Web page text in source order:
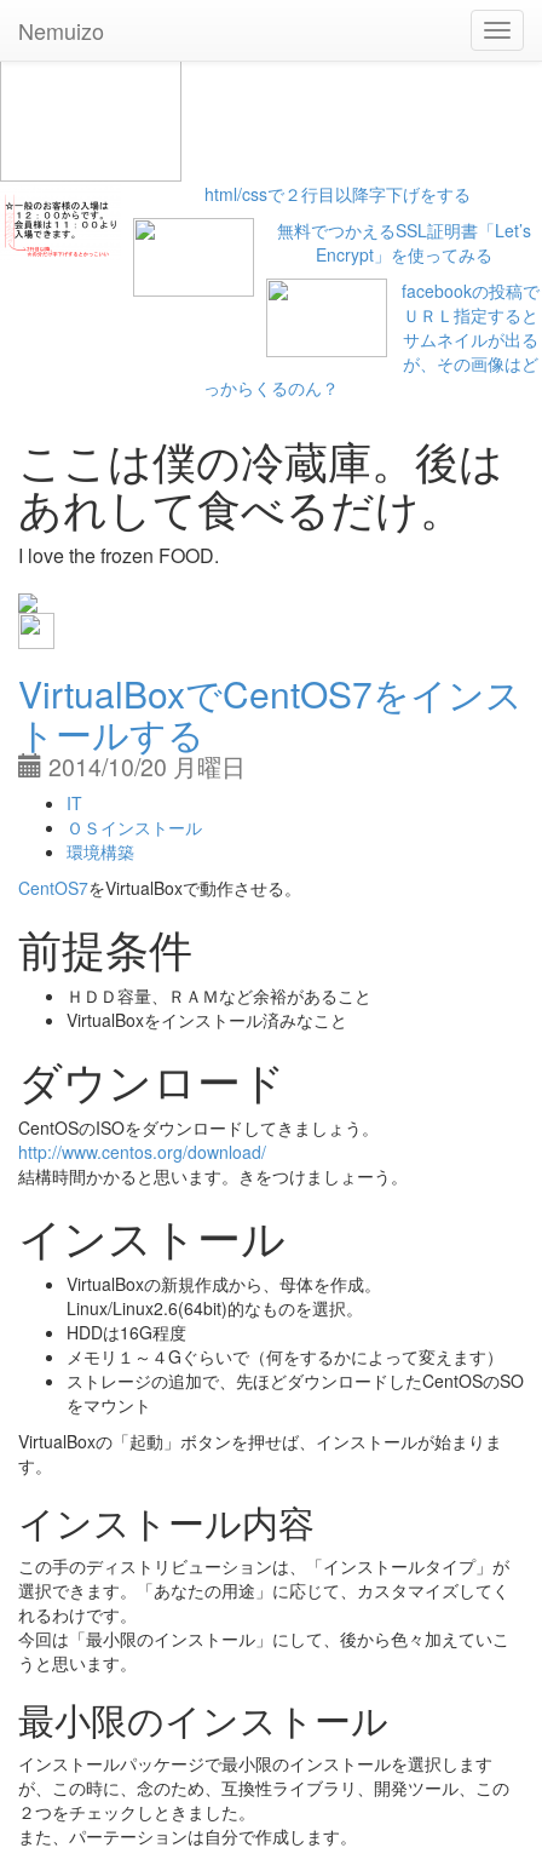
Nemuizo
html/cssで２行目以降字下げをする
無料でつかえるSSL証明書「Let’s
Encrypt」を使ってみる
facebookの投稿で
ＵＲＬ指定すると
サムネイルが出る
が、その画像はど
っからくるのん？
ここは僕の冷蔵庫。 後は
あれして食べるだけ。
I love the frozen FOOD.
VirtualBoxでCentOS7をインス
トールする
2014/10/20 月曜日
IT
ＯＳインストール
環境構築
CentOS7をVirtualBoxで動作させる。
前提条件
ＨＤＤ容量、ＲＡＭなど余裕があること
VirtualBoxをインストール済みなこと
ダウンロード
CentOSのISOをダウンロードしてきましょう。
http://www.centos.org/download/
結構時間かかると思います。きをつけましょーう。
インストール
VirtualBoxの新規作成から、母体を作成。
Linux/Linux2.6(64bit)的なものを選択。
HDDは16G程度
メモリ１～４Gぐらいで（何をするかによって変えます）
ストレージの追加で、先ほどダウンロードしたCentOSのSO
をマウント
VirtualBoxの「起動」ボタンを押せば、インストールが始まりま
す。
インストール内容
この手のディストリビューションは、「インストールタイプ」が
選択できます。「あなたの用途」に応じて、カスタマイズしてく
れるわけです。
今回は「最小限のインストール」にして、後から色々加えていこ
うと思います。
最小限のインストール
インストールパッケージで最小限のインストールを選択します
が、この時に、念のため、互換性ライブラリ、開発ツール、この
２つをチェックしときました。
また、パーテーションは自分で作成します。